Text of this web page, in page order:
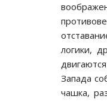
логики,
Запада
чашка,